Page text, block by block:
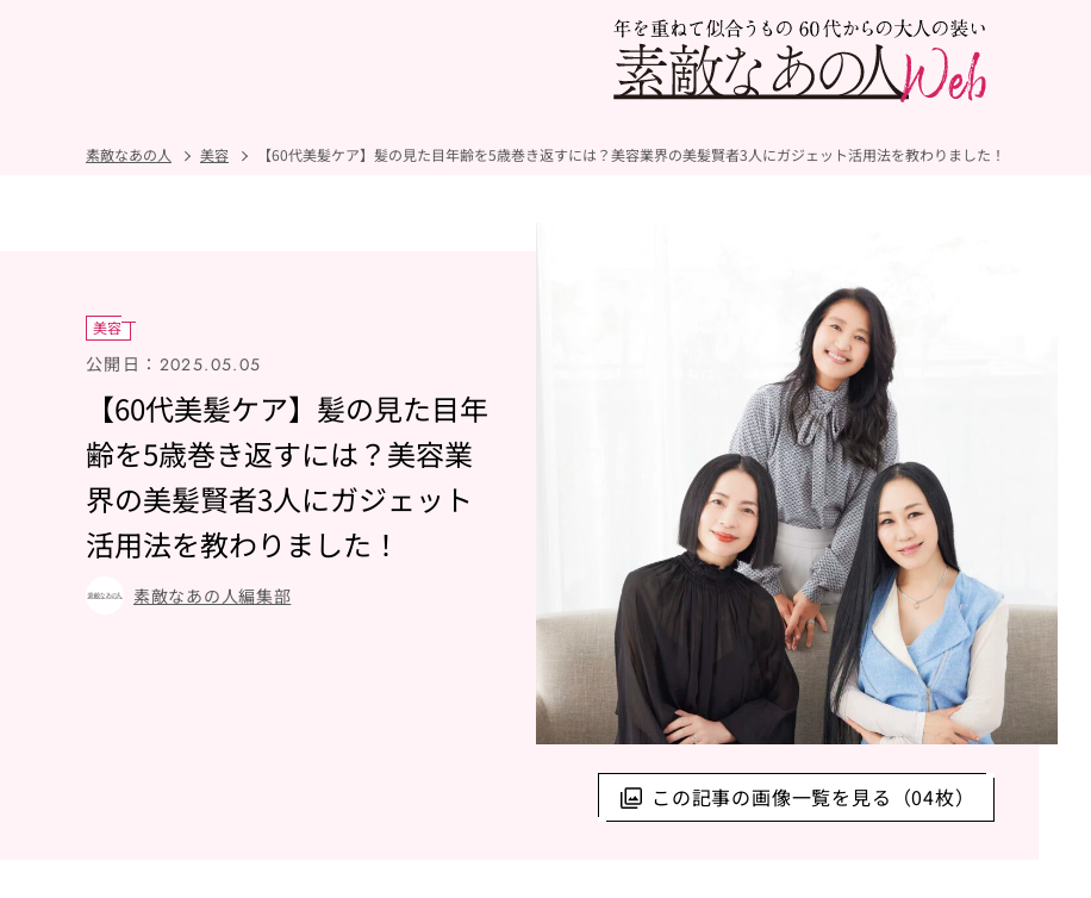
素敵なあの人 美容 【60代美髪ケア】髪の見た目年齢を5歳巻き返すには？美容業界の美髪賢者3人にガジェット活用法を教わりました！
この記事の画像一覧を見る（04枚）
美容
公開日： 2025.05.05
【60代美髪ケア】髪の見た目年
齢を5歳巻き返すには？美容業
界の美髪賢者3人にガジェット
活用法を教わりました！
素敵なあの人編集部